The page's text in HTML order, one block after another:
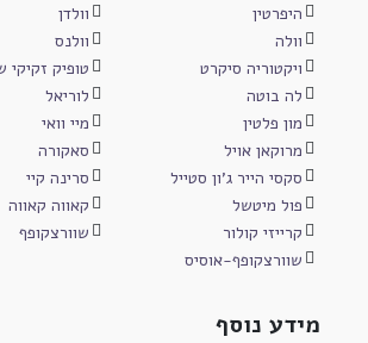
היפרטין
וולדן
וולה
וולנס
ויקטוריה סיקרט
טופיק זקיקי
לה בוטה
לוריאל
מון פלטין
מיי וואי
מרוקאן אויל
סאקורה
סקסי הייר ג'ון סטייל
סרינה קיי
פול מיטשל
קאווה קאווה
קרייזי קולור
שוורצקופף
שוורצקופף-אוסיס
מידע נוסף